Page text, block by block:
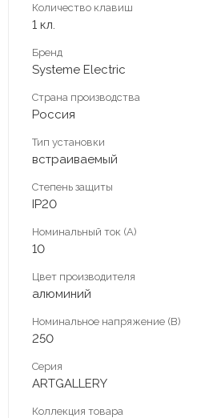
Количество клавиш
1 кл.
Бренд
Systeme Electric
Страна производства
Россия
Тип установки
встраиваемый
Степень защиты
IP20
Номинальный ток (А)
10
Цвет производителя
алюминий
Номинальное напряжение (В)
250
Серия
ARTGALLERY
Коллекция товара